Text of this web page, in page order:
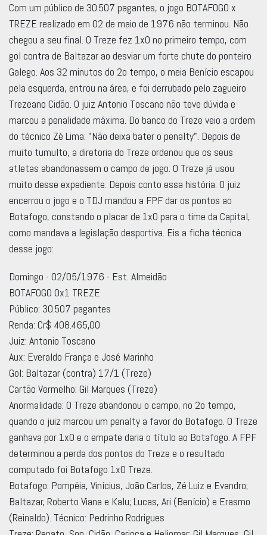
Com um público de 30.507 pagantes, o jogo BOTAFOGO x
TREZE realizado em 02 de maio de 1976 não terminou. Não
chegou a seu final. O Treze fez 1x0 no primeiro tempo, com
gol contra de Baltazar ao desviar um forte chute do ponteiro
Galego. Aos 32 minutos do 2o tempo, o meia Benício escapou
pela esquerda, entrou na área, e foi derrubado pelo zagueiro
Trezeano Cidão. O juiz Antonio Toscano não teve dúvida e
marcou a penalidade máxima. Do banco do Treze veio a ordem
do técnico Zé Lima: "Não deixa bater o penalty". Depois de
muito tumulto, a diretoria do Treze ordenou que os seus
atletas abandonassem o campo de jogo. O Treze já usou
muito desse expediente. Depois conto essa história. O juiz
encerrou o jogo e o TDJ mandou a FPF dar os pontos ao
Botafogo, constando o placar de 1x0 para o time da Capital,
como mandava a legislação desportiva. Eis a ficha técnica
desse jogo:
Domingo - 02/05/1976 - Est. Almeidão
BOTAFOGO 0x1 TREZE
Público: 30.507 pagantes
Renda: Cr$ 408.465,00
Juiz: Antonio Toscano
Aux: Everaldo França e José Marinho
Gol: Baltazar (contra) 17/1 (Treze)
Cartão Vermelho: Gil Marques (Treze)
Anormalidade: O Treze abandonou o campo, no 2o tempo,
quando o juiz marcou um penalty a favor do Botafogo. O Treze
ganhava por 1x0 e o empate daria o título ao Botafogo. A FPF
determinou a perda dos pontos do Treze e o resultado
computado foi Botafogo 1x0 Treze.
Botafogo: Pompéia, Vinícius, João Carlos, Zé Luiz e Evandro;
Baltazar, Roberto Viana e Kalu; Lucas, Ari (Benício) e Erasmo
(Reinaldo). Técnico: Pedrinho Rodrigues